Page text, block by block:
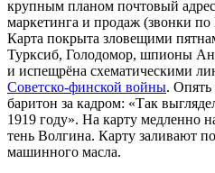
крупным планом почтовый
маркетинга и продаж (звонки
Карта покрыта зловещими
Турксиб, Голодомор, шпионы
и испещрёна схематическими
Советско-финской войны. Опять
баритон за кадром: «Так
1919 году». На карту медленно
тень Волгина. Карту заливают
машинного масла.